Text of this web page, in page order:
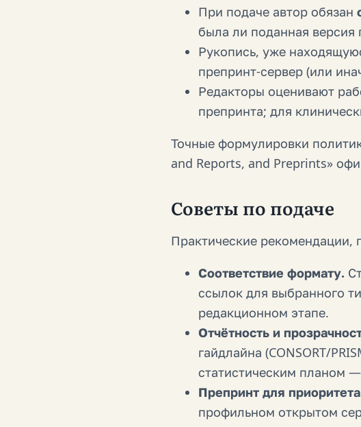
При подаче автор обязан
была ли поданная версия
Рукопись, уже
препринт-сервер (или
Редакторы оценивают
препринта; для
Точные формулировки
and Reports, and Preprints»
Советы по подаче
Практические
Соответствие формату.
ссылок для выбранного
редакционном этапе.
Отчётность и
гайдлайна (CONSORT/
статистическим планом
Препринт для
профильном открытом